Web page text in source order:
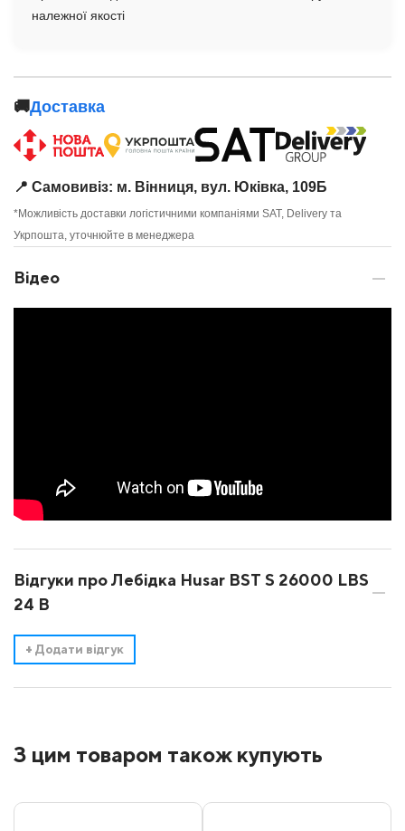
належної якості
🚚Доставка
📍 Самовивіз: м. Вінниця, вул. Юківка, 109Б
*Можливість доставки логістичними компаніями SAT, Delivery та
Укрпошта, уточнюйте в менеджера
Відео
Відгуки про Лебідка Husar BST S 26000 LBS
24 В
+ Додати відгук
З цим товаром також купують